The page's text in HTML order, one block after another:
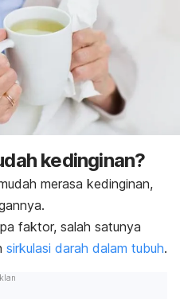
kedinginan?
merasa kedinginan,
faktor, salah satunya
sirkulasi darah dalam tubuh.